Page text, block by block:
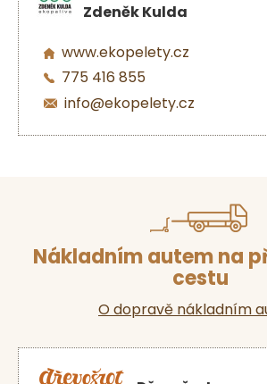
Zdeněk Kulda
www.ekopelety.cz
775 416 855
info@ekopelety.cz
Nákladním autem na
cestu
O dopravě nákladním